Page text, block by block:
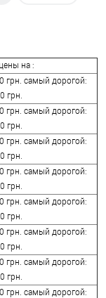
на :
грн. самый дорогой:
грн.
грн. самый дорогой:
грн.
грн. самый дорогой:
грн.
грн. самый дорогой:
грн.
грн. самый дорогой:
грн.
грн. самый дорогой:
грн.
грн. самый дорогой:
грн.
грн. самый дорогой: